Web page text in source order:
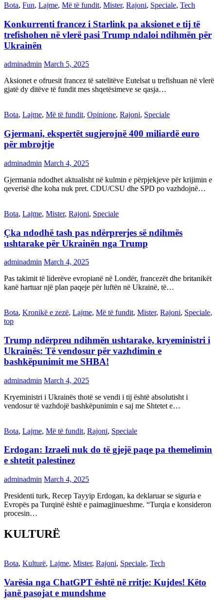
Bota, Fun, Lajme, Më të fundit, Mister, Rajoni, Speciale, Tech
Konkurrenti francez i Starlink pa aksionet e tij të
trefishohen në vlerë pasi Trump ndaloi ndihmën për
Ukrainën
adminadmin March 5, 2025
Aksionet e ofruesit francez të satelitëve Eutelsat u trefishuan në vlerë
gjatë dy ditëve të fundit mes shqetësimeve se qasja…
Bota, Lajme, Më të fundit, Opinione, Rajoni, Speciale
Gjermani, ekspertët sugjerojnë 400 miliardë euro
për mbrojtje
adminadmin March 4, 2025
Gjermania ndodhet aktualisht në kulmin e përpjekjeve për krijimin e
qeverisë dhe koha nuk pret. CDU/CSU dhe SPD po vazhdojnë…
Bota, Lajme, Mister, Rajoni, Speciale
Çka ndodhë tash pas ndërprerjes së ndihmës
ushtarake për Ukrainën nga Trump
adminadmin March 4, 2025
Pas takimit të liderëve evropianë në Londër, francezët dhe britanikët
kanë hartuar një plan paqeje për luftën në Ukrainë, të…
Bota, Kronikë e zezë, Lajme, Më të fundit, Mister, Rajoni, Speciale,
top
Trump ndërpreu ndihmën ushtarake, kryeministri i
Ukrainës: Të vendosur për vazhdimin e
bashkëpunimit me SHBA!
adminadmin March 4, 2025
Kryeministri i Ukrainës thotë se vendi i tij është absolutisht i
vendosur të vazhdojë bashkëpunimin e saj me Shtetet e…
Bota, Lajme, Më të fundit, Rajoni, Speciale
Erdogan: Izraeli nuk do të gjejë paqe pa themelimin
e shtetit palestinez
adminadmin March 4, 2025
Presidenti turk, Recep Tayyip Erdogan, ka deklaruar se siguria e
Evropës pa Turqinë është e paimagjinueshme. “Turqia e konsideron
procesin…
KULTURË
Bota, Kulturë, Lajme, Mister, Rajoni, Speciale, Tech
Varësia nga ChatGPT është në rritje: Kujdes! Këto
janë pasojat e mundshme